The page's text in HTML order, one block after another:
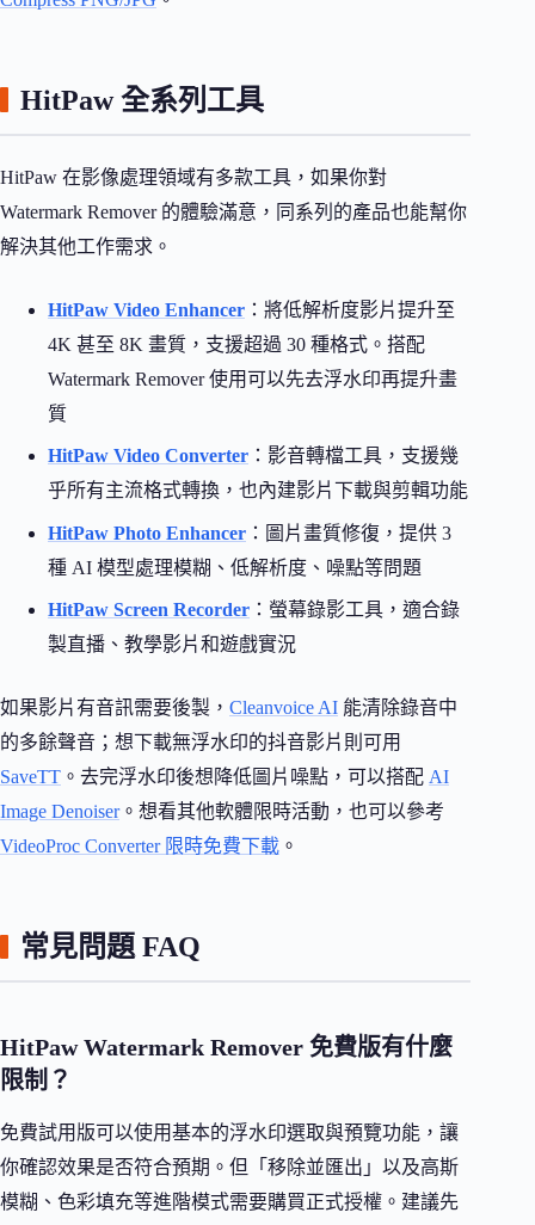
HitPaw 全系列工具
HitPaw 在影像處理領域有多款工具，如果你對
Watermark Remover 的體驗滿意，同系列的產品也能幫你
解決其他工作需求。
HitPaw Video Enhancer ：將低解析度影片提升至
4K 甚至 8K 畫質，支援超過 30 種格式。搭配
Watermark Remover 使用可以先去浮水印再提升畫
質
HitPaw Video Converter ：影音轉檔工具，支援幾
乎所有主流格式轉換，也內建影片下載與剪輯功能
HitPaw Photo Enhancer ：圖片畫質修復，提供 3
種 AI 模型處理模糊、低解析度、噪點等問題
HitPaw Screen Recorder ：螢幕錄影工具，適合錄
製直播、教學影片和遊戲實況
如果影片有音訊需要後製， Cleanvoice AI 能清除錄音中
的多餘聲音；想下載無浮水印的抖音影片則可用
SaveTT 。去完浮水印後想降低圖片噪點，可以搭配 AI
Image Denoiser。想看其他軟體限時活動，也可以參考
VideoProc Converter 限時免費下載 。
常見問題 FAQ
HitPaw Watermark Remover 免費版有什麼
限制？
免費試用版可以使用基本的浮水印選取與預覽功能，讓
你確認效果是否符合預期。但「移除並匯出」以及高斯
模糊、色彩填充等進階模式需要購買正式授權。建議先